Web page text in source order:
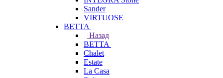
Sander
VIRTUOSE
BETTA
Назад
BETTA
Chalet
Estate
La Casa